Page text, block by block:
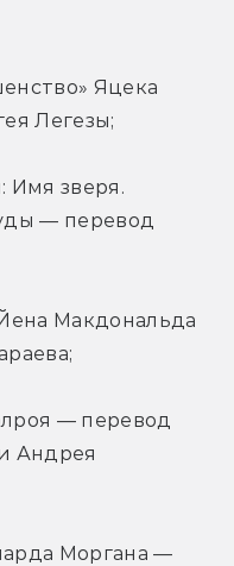
Яцека
Легезы;
Имя зверя.
— перевод
Макдональда
— перевод
Андрея
Моргана —